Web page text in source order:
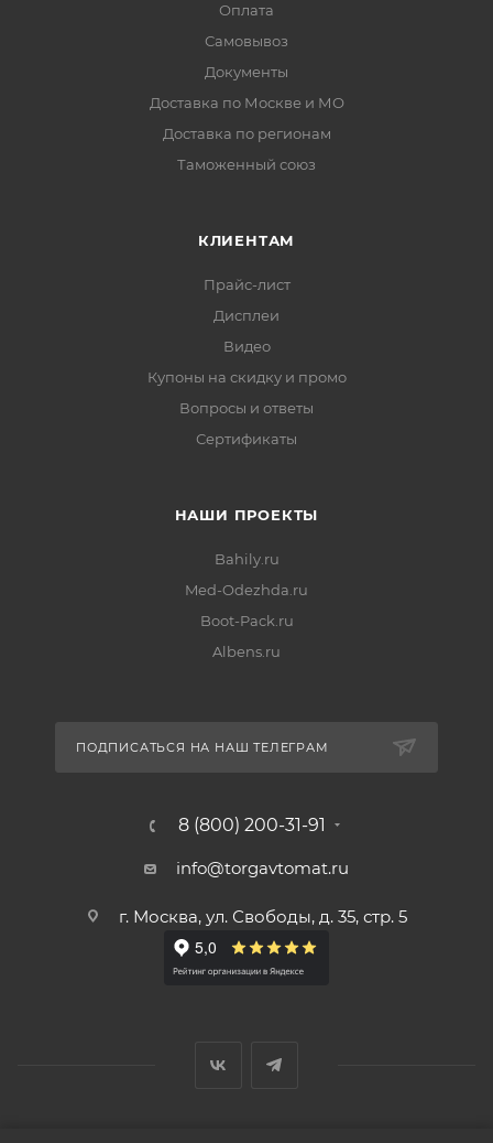
Оплата
Самовывоз
Документы
Доставка по Москве и МО
Доставка по регионам
Таможенный союз
КЛИЕНТАМ
Прайс-лист
Дисплеи
Видео
Купоны на скидку и промо
Вопросы и ответы
Сертификаты
НАШИ ПРОЕКТЫ
Bahily.ru
Med-Odezhda.ru
Boot-Pack.ru
Albens.ru
ПОДПИСАТЬСЯ НА НАШ ТЕЛЕГРАМ
8 (800) 200-31-91
info@torgavtomat.ru
г. Москва, ул. Свободы, д. 35, стр. 5